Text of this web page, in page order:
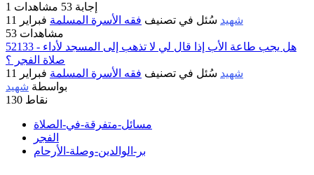
1 إجابة 53 مشاهدات
شهيد سُئل في تصنيف فقه الأسرة المسلمة فبراير 11
53 مشاهدات
52133 - هل يجب طاعة الأب إذا قال لي لا تذهب إلى المسجد لأداء
صلاة الفجر ؟
شهيد سُئل في تصنيف فقه الأسرة المسلمة فبراير 11
بواسطة شهيد
130 نقاط
مسائل-متفرقة-في-الصلاة
الفجر
بر-الوالدين-وصلة-الأرحام